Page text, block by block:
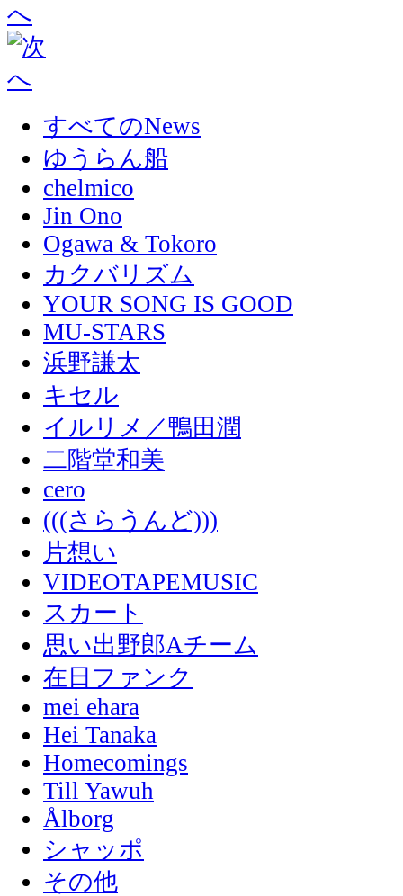
すべてのNews
ゆうらん船
chelmico
Jin Ono
Ogawa & Tokoro
カクバリズム
YOUR SONG IS GOOD
MU-STARS
浜野謙太
キセル
イルリメ／鴨田潤
二階堂和美
cero
(((さらうんど)))
片想い
VIDEOTAPEMUSIC
スカート
思い出野郎Aチーム
在日ファンク
mei ehara
Hei Tanaka
Homecomings
Till Yawuh
Ålborg
シャッポ
その他